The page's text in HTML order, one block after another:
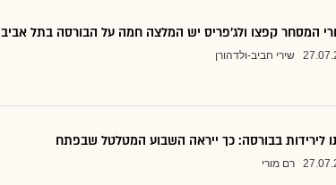
המסחר קפצו ולג'פריס יש המלצה חמה על הבורסה בתל אביב
שירי חביב-ולדהורן
לירידות בבורסה: כך ייראה השבוע המטלטל שבפתח
רם מורי